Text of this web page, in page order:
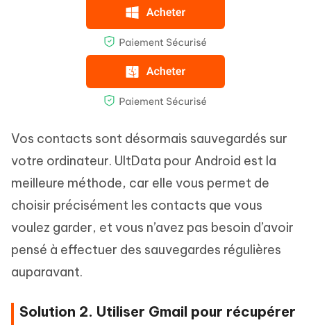
Vos contacts sont désormais sauvegardés sur
votre ordinateur. UltData pour Android est la
meilleure méthode, car elle vous permet de
choisir précisément les contacts que vous
voulez garder, et vous n’avez pas besoin d’avoir
pensé à effectuer des sauvegardes régulières
auparavant.
Solution 2. Utiliser Gmail pour récupérer